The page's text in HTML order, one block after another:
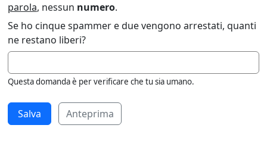
parola, nessun numero.
Se ho cinque spammer e due vengono arrestati, quanti
ne restano liberi?
Questa domanda è per verificare che tu sia umano.
Anteprima